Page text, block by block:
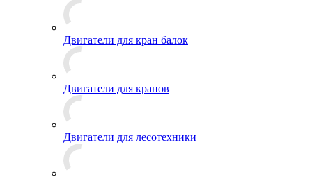
Двигатели для кран балок
Двигатели для кранов
Двигатели для лесотехники